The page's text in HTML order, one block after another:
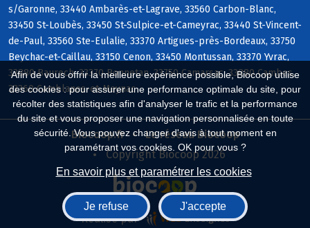
Afin de vous offrir la meilleure expérience possible, Biocoop utilise
des cookies : pour assurer une performance optimale du site, pour
récolter des statistiques afin d'analyser le trafic et la performance
du site et vous proposer une navigation personnalisée en toute
sécurité. Vous pouvez changer d'avis à tout moment en
paramétrant vos cookies. OK pour vous ?
En savoir plus et paramétrer les cookies
Je refuse J'accepte
s/Garonne, 33440 Ambarès-et-Lagrave, 33560 Carbon-Blanc,
33450 St-Loubès, 33450 St-Sulpice-et-Cameyrac, 33440 St-Vincent-
de-Paul, 33560 Ste-Eulalie, 33370 Artigues-près-Bordeaux, 33750
Beychac-et-Caillau, 33150 Cenon, 33450 Montussan, 33370 Yvrac,
33880 Baurech, 33370 Bonnetan, 33750 Camarsac, 33880 Cambes,
33360 Camblanes-et-Meynac
Biocoop.fr
Le réseau Biocoop
Copyright Biocoop 2026
Réalisé par